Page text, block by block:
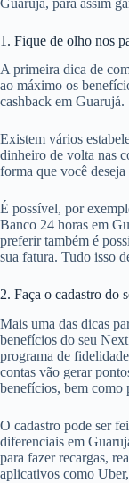
1. Fique de olho nos
A primeira dica de
ao máximo os
cashback em Guarujá.
Existem vários
dinheiro de volta nas
forma que você
É possível, por
Banco 24 horas em
preferir também é
sua fatura. Tudo isso
2. Faça o cadastro do
Mais uma das dicas
benefícios do seu
programa de
contas vão gerar
benefícios, bem como
O cadastro pode ser
diferenciais em
para fazer recargas,
aplicativos como